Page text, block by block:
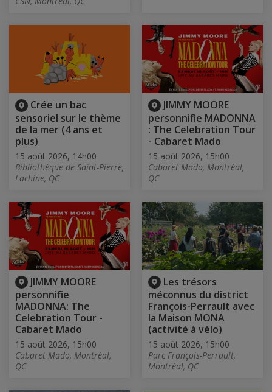
Crée un bac
sensoriel sur le thème
de la mer (4 ans et
plus)
15 août 2026, 14h00
Bibliothèque de Saint-Pierre,
Lachine, QC
JIMMY MOORE
personnifie MADONNA
: The Celebration Tour
- Cabaret Mado
15 août 2026, 15h00
Cabaret Mado, Montréal,
QC
JIMMY MOORE
personnifie
MADONNA: The
Celebration Tour -
Cabaret Mado
15 août 2026, 15h00
Cabaret Mado, Montréal,
QC
Les trésors
méconnus du district
François-Perrault avec
la Maison MONA
(activité à vélo)
15 août 2026, 15h00
Parc François-Perrault,
Montréal, QC